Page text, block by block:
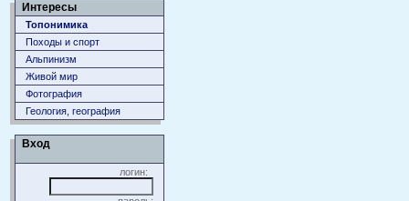
Интересы
Топонимика
Походы и спорт
Альпинизм
Живой мир
Фотография
Геология, география
Вход
логин: